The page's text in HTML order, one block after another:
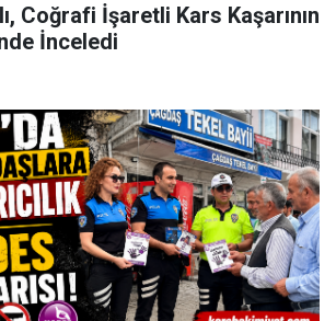
Coğrafi İşaretli Kars Kaşarının
İnceledi